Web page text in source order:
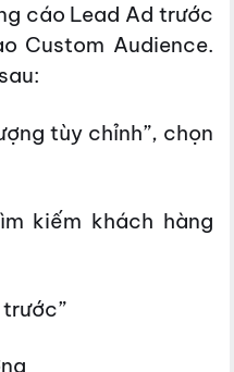
cáo Lead Ad trước
Custom Audience.
tùy chỉnh”, chọn
kiếm khách hàng
trước”